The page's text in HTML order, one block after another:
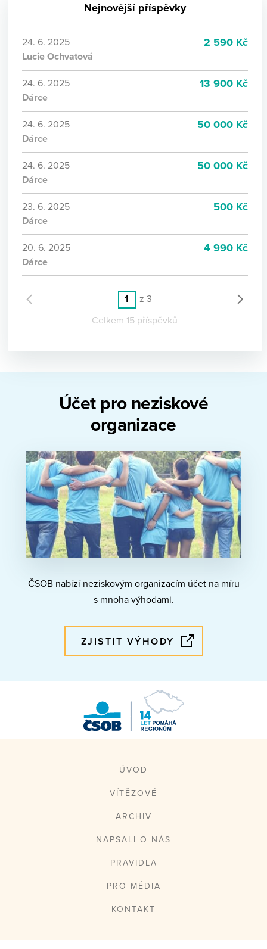
Nejnovější příspěvky
24. 6. 2025
Lucie Ochvatová
2 590 Kč
24. 6. 2025
Dárce
13 900 Kč
24. 6. 2025
Dárce
50 000 Kč
24. 6. 2025
Dárce
50 000 Kč
23. 6. 2025
Dárce
500 Kč
20. 6. 2025
Dárce
4 990 Kč
1
z 3
Celkem 15 příspěvků
Účet pro neziskové
organizace
ČSOB nabízí neziskovým organizacím účet na míru
s mnoha výhodami.
ZJISTIT VÝHODY
regionům
ÚVOD
VÍTĚZOVÉ
ARCHIV
NAPSALI O NÁS
PRAVIDLA
PRO MÉDIA
KONTAKT